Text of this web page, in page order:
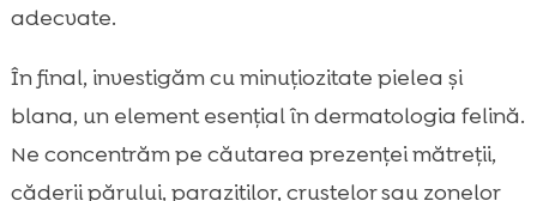
adecvate.
În final, investigăm cu minuțiozitate pielea și
blana, un element esențial în dermatologia felină.
Ne concentrăm pe căutarea prezenței mătreții,
căderii părului, paraziților, crustelor sau zonelor